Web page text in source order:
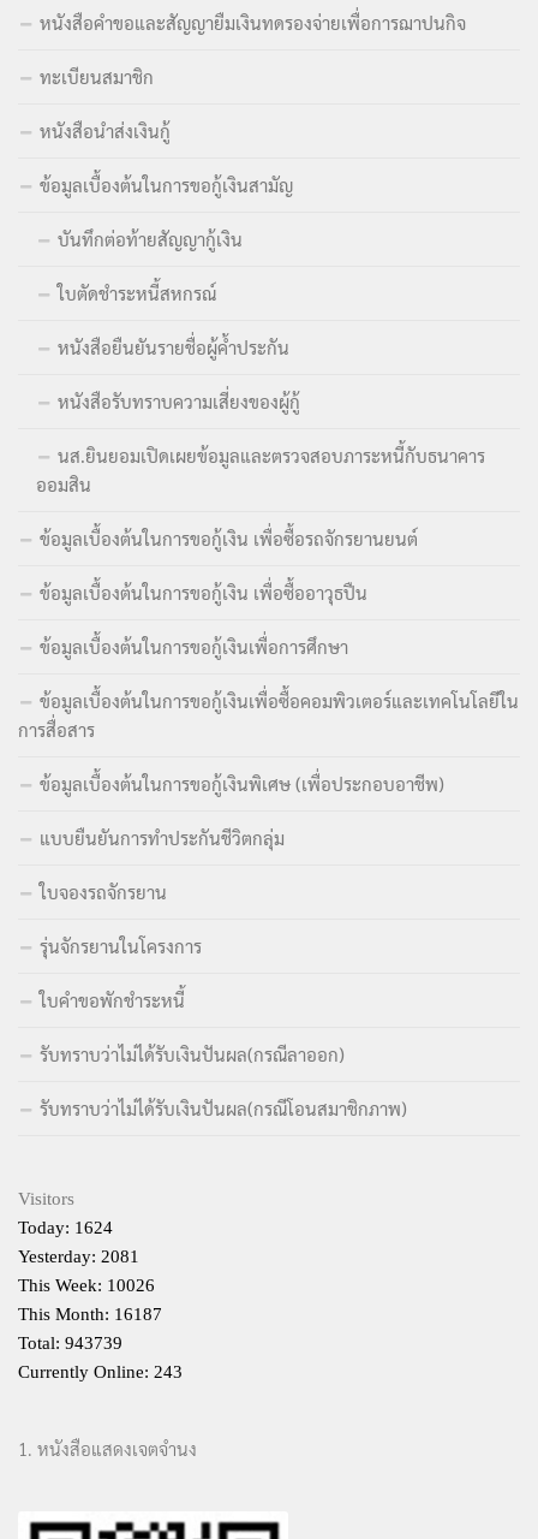
หนังสือคำขอและสัญญายืมเงินทดรองจ่ายเพื่อการฌาปนกิจ
ทะเบียนสมาชิก
หนังสือนำส่งเงินกู้
ข้อมูลเบื้องต้นในการขอกู้เงินสามัญ
บันทึกต่อท้ายสัญญากู้เงิน
ใบตัดชำระหนี้สหกรณ์
หนังสือยืนยันรายชื่อผู้ค้ำประกัน
หนังสือรับทราบความเสี่ยงของผู้กู้
นส.ยินยอมเปิดเผยข้อมูลและตรวจสอบภาระหนี้กับธนาคาร
ออมสิน
ข้อมูลเบื้องต้นในการขอกู้เงิน เพื่อซื้อรถจักรยานยนต์
ข้อมูลเบื้องต้นในการขอกู้เงิน เพื่อซื้ออาวุธปืน
ข้อมูลเบื้องต้นในการขอกู้เงินเพื่อการศึกษา
ข้อมูลเบื้องต้นในการขอกู้เงินเพื่อซื้อคอมพิวเตอร์และเทคโนโลยีใน
การสื่อสาร
ข้อมูลเบื้องต้นในการขอกู้เงินพิเศษ (เพื่อประกอบอาชีพ)
แบบยืนยันการทำประกันชีวิตกลุ่ม
ใบจองรถจักรยาน
รุ่นจักรยานในโครงการ
ใบคำขอพักชำระหนี้
รับทราบว่าไม่ได้รับเงินปันผล(กรณีลาออก)
รับทราบว่าไม่ได้รับเงินปันผล(กรณีโอนสมาชิกภาพ)
Visitors
Today: 1624
Yesterday: 2081
This Week: 10026
This Month: 16187
Total: 943739
Currently Online: 243
1. หนังสือแสดงเจตจำนง